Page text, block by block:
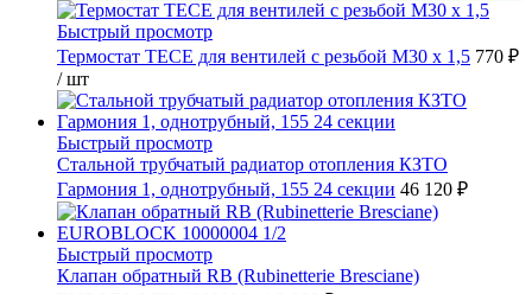
Быстрый просмотр
Термостат TECE для вентилей с резьбой М30 х 1,5 770 ₽
/ шт
Быстрый просмотр
Стальной трубчатый радиатор отопления КЗТО
Гармония 1, однотрубный, 155 24 секции 46 120 ₽
Быстрый просмотр
Клапан обратный RB (Rubinetterie Bresciane)